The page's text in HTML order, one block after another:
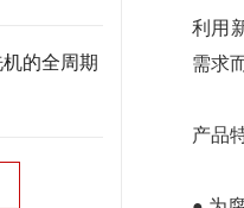
的全周期
利用
需求
产品